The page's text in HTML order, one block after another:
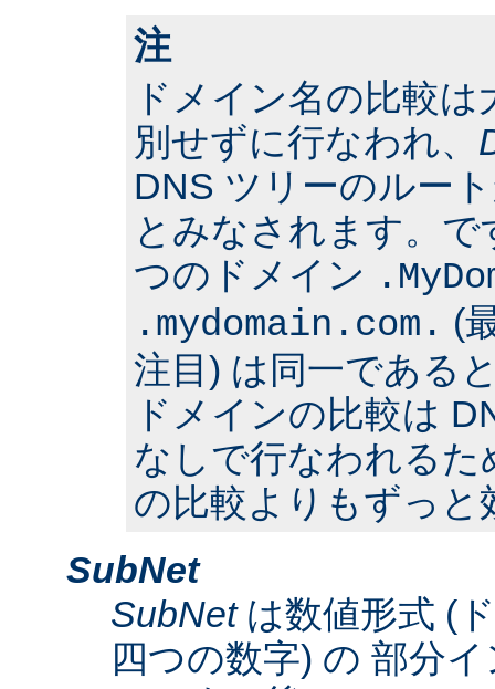
注
ドメイン名の比較
別せずに行なわれ、
DNS ツリーのルー
とみなされます。
つのドメイン
.mydomain.com. (
注目) は同一である
ドメインの比較は
なしで行なわれる
の比較よりもずっと
SubNet
SubNetは数値形式 (
四つの数字) の 部分